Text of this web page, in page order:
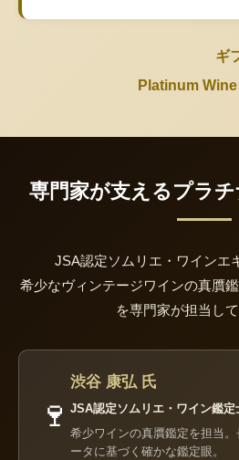
ギ
Platinum
専門家が支えるプラ
JSA認定ソムリエ・ワインエ
希少なヴィンテージワインの真贋
を専門家が担当して
🍷
渋谷 康弘 氏
JSA認定ソムリエ・ワイン鑑定
希少ワインの真贋鑑定を担当
ータに基づく確かな鑑定眼。